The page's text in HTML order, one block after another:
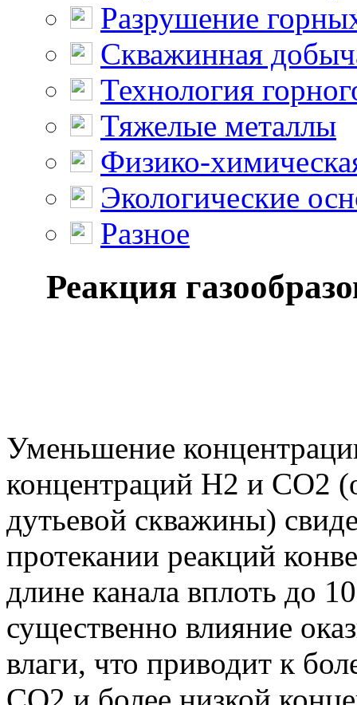
Разрушение
Скважинная
Технология
Тяжелые металлы
Физико-
Экологические
Разное
Реакция
Уменьшение
концентраций Н2 и СО2
дутьевой скважины)
протекании реакций
длине канала вплоть до
существенно влияние
влаги, что приводит к